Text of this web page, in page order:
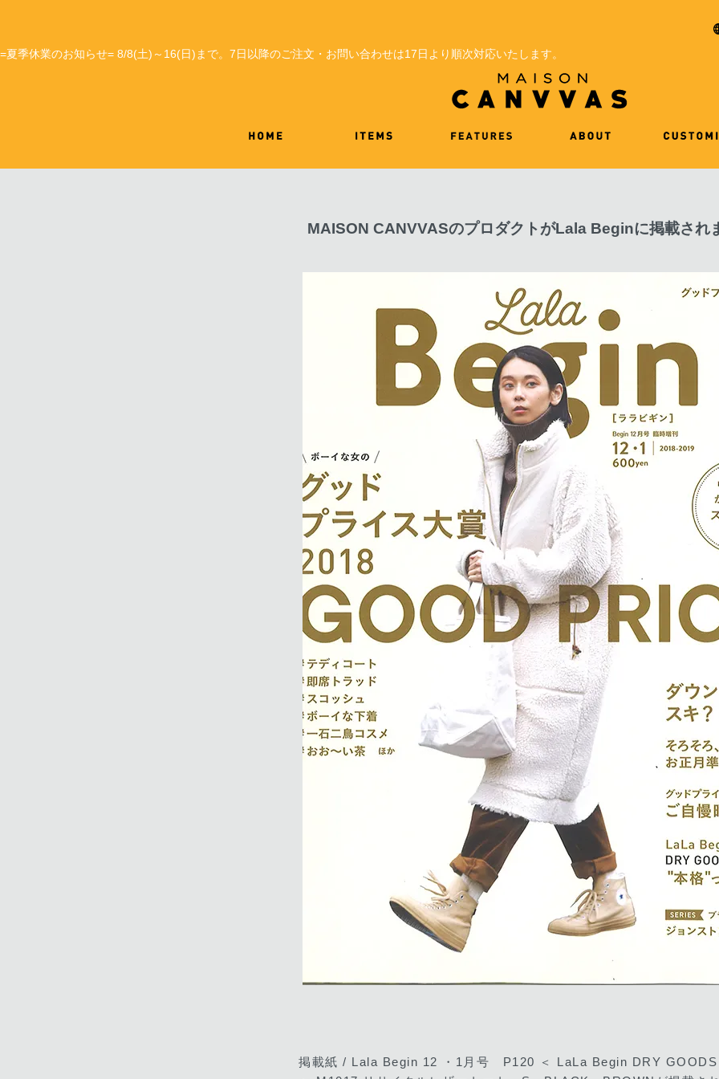
=夏季休業のお知らせ= 8/8(土)～16(日)まで。7日以降のご注文・お問い合わせは17日より順次対応いたします。
MAISON CANVVASのプロダクトがLala Beginに掲載され
掲載紙 / Lala Begin 12 ・1月号 P120 ＜ LaLa Begin DRY